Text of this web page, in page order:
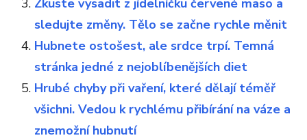
Zkuste vysadit z jídelníčku červené maso a
sledujte změny. Tělo se začne rychle měnit
Hubnete ostošest, ale srdce trpí. Temná
stránka jedné z nejoblíbenějších diet
Hrubé chyby při vaření, které dělají téměř
všichni. Vedou k rychlému přibírání na váze a
znemožní hubnutí